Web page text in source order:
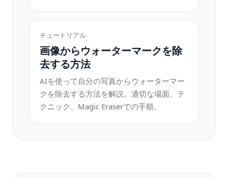
チュートリアル
画像からウォーターマークを除
去する方法
AIを使って自分の写真からウォーターマー
クを除去する方法を解説。適切な場面、テ
クニック、Magic Eraserでの手順。